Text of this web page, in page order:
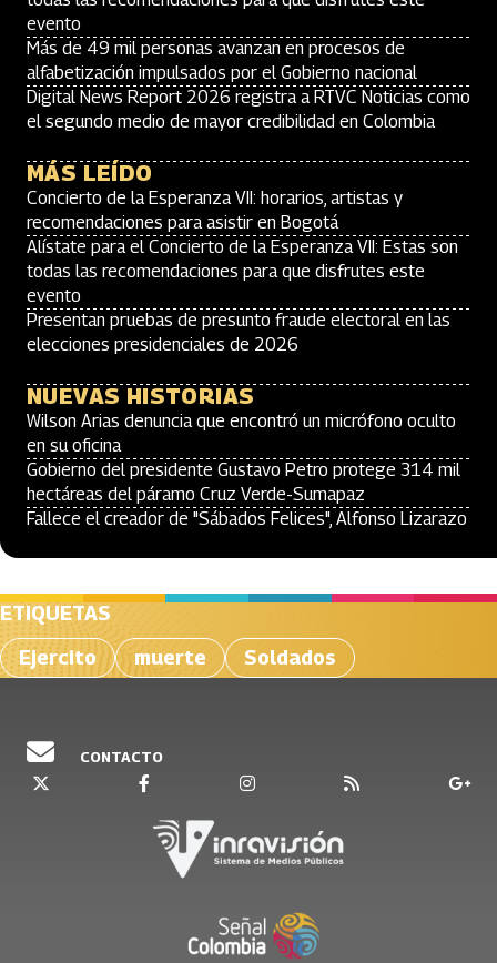
evento
Más de 49 mil personas avanzan en procesos de
alfabetización impulsados por el Gobierno nacional
Digital News Report 2026 registra a RTVC Noticias como
el segundo medio de mayor credibilidad en Colombia
MÁS LEÍDO
Concierto de la Esperanza VII: horarios, artistas y
recomendaciones para asistir en Bogotá
Alístate para el Concierto de la Esperanza VII: Estas son
todas las recomendaciones para que disfrutes este
evento
Presentan pruebas de presunto fraude electoral en las
elecciones presidenciales de 2026
NUEVAS HISTORIAS
Wilson Arias denuncia que encontró un micrófono oculto
en su oficina
Gobierno del presidente Gustavo Petro protege 314 mil
hectáreas del páramo Cruz Verde-Sumapaz
Fallece el creador de "Sábados Felices", Alfonso Lizarazo
ETIQUETAS
Ejercito
muerte Soldados
CONTACTO